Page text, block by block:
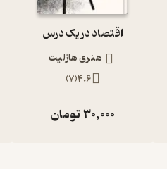
اقتصاد در یک درس
هنری هازلیت
4.6
(
7
)
30,000تومان